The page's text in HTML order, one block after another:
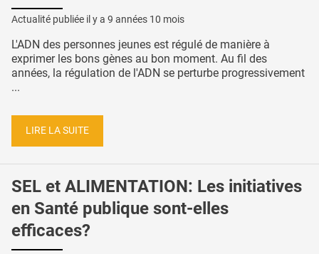
Actualité publiée il y a 9 années 10 mois
L'ADN des personnes jeunes est régulé de manière à
exprimer les bons gènes au bon moment. Au fil des
années, la régulation de l'ADN se perturbe progressivement
...
LIRE LA SUITE
SEL et ALIMENTATION: Les initiatives
en Santé publique sont-elles
efficaces?